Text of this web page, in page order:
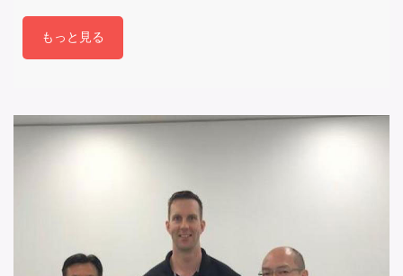
もっと見る